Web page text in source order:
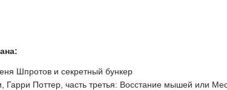
Шпротов и секретный бункер
Гарри Поттер, часть третья: Восстание мышей или